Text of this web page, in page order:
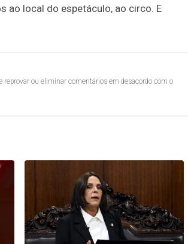
ao local do espetáculo, ao circo. E
reprovar ou eliminar comentários em desacordo com o